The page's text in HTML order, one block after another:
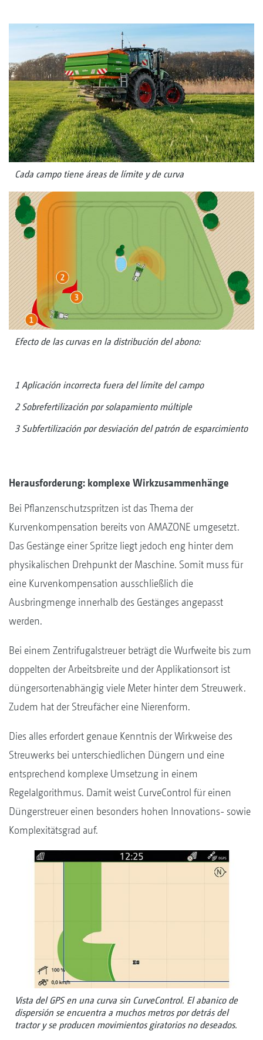
Cada campo tiene áreas de límite y de curva
Efecto de las curvas en la distribución del abono:
1 Aplicación incorrecta fuera del límite del campo
2 Sobrefertilización por solapamiento múltiple
3 Subfertilización por desviación del patrón de esparcimiento
Herausforderung: komplexe Wirkzusammenhänge
Bei Pflanzenschutzspritzen ist das Thema der
Kurvenkompensation bereits von AMAZONE umgesetzt.
Das Gestänge einer Spritze liegt jedoch eng hinter dem
physikalischen Drehpunkt der Maschine. Somit muss für
eine Kurvenkompensation ausschließlich die
Ausbringmenge innerhalb des Gestänges angepasst
werden.
Bei einem Zentrifugalstreuer beträgt die Wurfweite bis zum
doppelten der Arbeitsbreite und der Applikationsort ist
düngersortenabhängig viele Meter hinter dem Streuwerk.
Zudem hat der Streufächer eine Nierenform.
Dies alles erfordert genaue Kenntnis der Wirkweise des
Streuwerks bei unterschiedlichen Düngern und eine
entsprechend komplexe Umsetzung in einem
Regelalgorithmus. Damit weist CurveControl für einen
Düngerstreuer einen besonders hohen Innovations- sowie
Komplexitätsgrad auf.
Vista del GPS en una curva sin CurveControl. El abanico de
dispersión se encuentra a muchos metros por detrás del
tractor y se producen movimientos giratorios no deseados.